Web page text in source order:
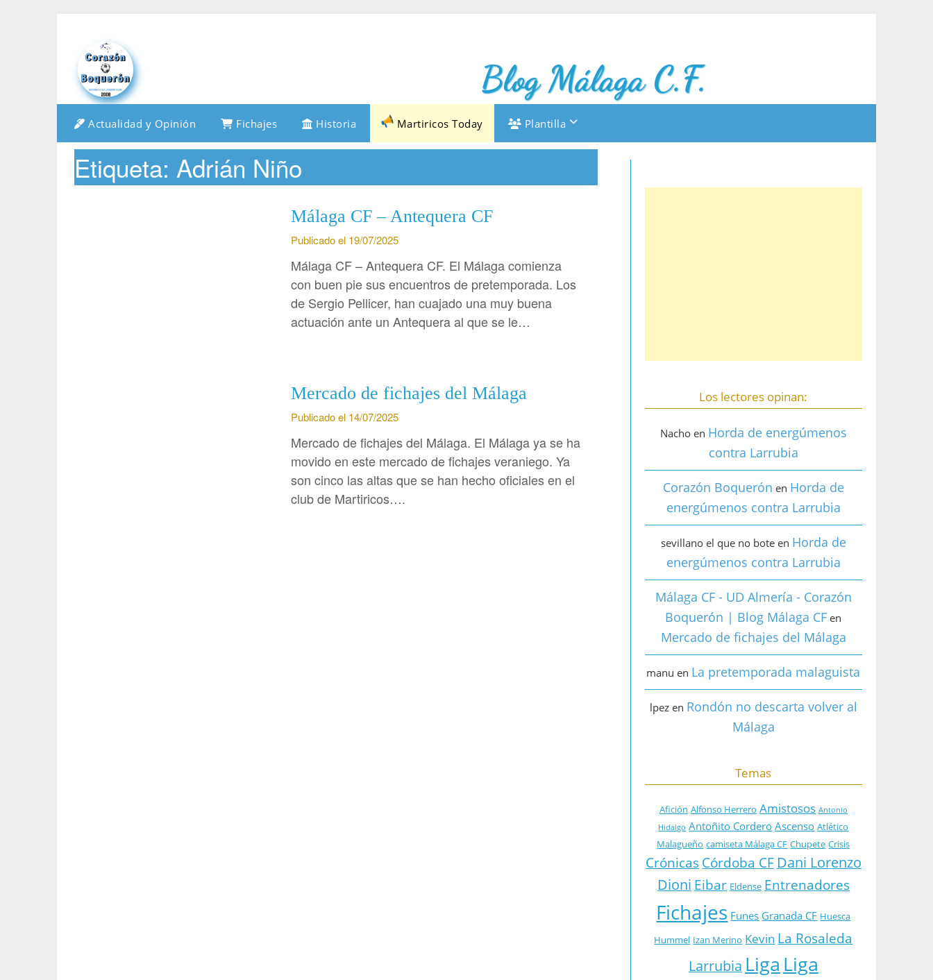
Blog Málaga C.F.
Actualidad y Opinión Fichajes Historia Martiricos Today Plantilla
Etiqueta: Adrián Niño
Málaga CF – Antequera CF
Publicado el 19/07/2025
Málaga CF – Antequera CF. El Málaga comienza
con buen pie sus encuentros de pretemporada. Los
de Sergio Pellicer, han cuajado una muy buena
actuación ante un Antequera al que se le…
Mercado de fichajes del Málaga
Publicado el 14/07/2025
Mercado de fichajes del Málaga. El Málaga ya se ha
movido en este mercado de fichajes veraniego. Ya
son cinco las altas que se han hecho oficiales en el
club de Martiricos….
Los lectores opinan:
Nachoen Horda de energúmenos
contra Larrubia
Corazón Boquerón en Horda de
energúmenos contra Larrubia
sevillano el que no boteen Horda de
energúmenos contra Larrubia
Málaga CF - UD Almería - Corazón
Boquerón | Blog Málaga CF en
Mercado de fichajes del Málaga
manu en La pretemporada malaguista
lpezen Rondón no descarta volver al
Málaga
Temas
Afición Alfonso Herrero Amistosos Antonio
Hidalgo Antoñito Cordero Ascenso Atlético
Malagueño camiseta Málaga CF Chupete Crisis
Crónicas Córdoba CF Dani Lorenzo
Dioni Eibar Eldense Entrenadores
Fichajes Funes Granada CF Huesca
Hummel Izan Merino Kevin La Rosaleda
Larrubia Liga Liga